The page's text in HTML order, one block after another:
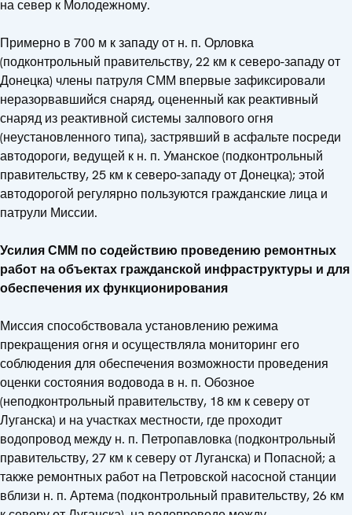
на север к Молодежному.
Примерно в 700 м к западу от н. п. Орловка
(подконтрольный правительству, 22 км к северо-западу от
Донецка) члены патруля СММ впервые зафиксировали
неразорвавшийся снаряд, оцененный как реактивный
снаряд из реактивной системы залпового огня
(неустановленного типа), застрявший в асфальте посреди
автодороги, ведущей к н. п. Уманское (подконтрольный
правительству, 25 км к северо-западу от Донецка); этой
автодорогой регулярно пользуются гражданские лица и
патрули Миссии.
Усилия СММ по содействию проведению ремонтных
работ на объектах гражданской инфраструктуры и для
обеспечения их функционирования
Миссия способствовала установлению режима
прекращения огня и осуществляла мониторинг его
соблюдения для обеспечения возможности проведения
оценки состояния водовода в н. п. Обозное
(неподконтрольный правительству, 18 км к северу от
Луганска) и на участках местности, где проходит
водопровод между н. п. Петропавловка (подконтрольный
правительству, 27 км к северу от Луганска) и Попасной; а
также ремонтных работ на Петровской насосной станции
вблизи н. п. Артема (подконтрольный правительству, 26 км